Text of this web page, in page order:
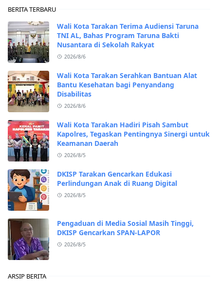
BERITA TERBARU
Wali Kota Tarakan Terima Audiensi Taruna
TNI AL, Bahas Program Taruna Bakti
Nusantara di Sekolah Rakyat
2026/8/6
Wali Kota Tarakan Serahkan Bantuan Alat
Bantu Kesehatan bagi Penyandang
Disabilitas
2026/8/6
Wali Kota Tarakan Hadiri Pisah Sambut
Kapolres, Tegaskan Pentingnya Sinergi untuk
Keamanan Daerah
2026/8/5
DKISP Tarakan Gencarkan Edukasi
Perlindungan Anak di Ruang Digital
2026/8/5
Pengaduan di Media Sosial Masih Tinggi,
DKISP Gencarkan SPAN-LAPOR
2026/8/5
ARSIP BERITA